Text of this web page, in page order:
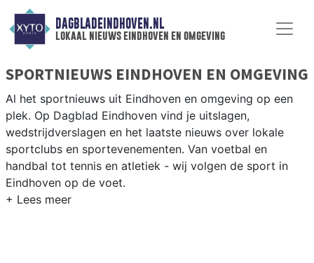
DAGBLADEINDHOVEN.NL
lokaal nieuws eindhoven en omgeving
SPORTNIEUWS EINDHOVEN EN OMGEVING
Al het sportnieuws uit Eindhoven en omgeving op een
plek. Op Dagblad Eindhoven vind je uitslagen,
wedstrijdverslagen en het laatste nieuws over lokale
sportclubs en sportevenementen. Van voetbal en
handbal tot tennis en atletiek - wij volgen de sport in
Eindhoven op de voet.